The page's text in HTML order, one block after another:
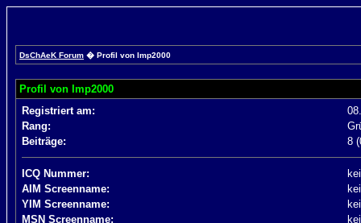
DsChAeK Forum � Profil von Imp2000
Profil von Imp2000
Registriert am:
Rang:
Beiträge:
8
ICQ Nummer:
AIM Screenname:
YIM Screenname:
MSN Screenname: